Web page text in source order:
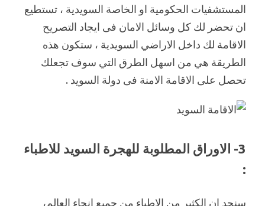
المستشفيات الحكومية او الخاصة السويدية ، تستطيع
ان تحضر لك كل وسائل الامان فى ايجاد التصريح
الاقامة لك داخل الاراضي السويدية ، ستكون هذه
الطريقة هي من اسهل الطرق التي سوف تجعلك
تحصل على الاقامة الامنة فى دولة السويد .
3- الاوراق المطلوبة للهجرة السويد للاطباء
:
سنجد ان الكثير من الاطباء من جميع انحاء العالم،